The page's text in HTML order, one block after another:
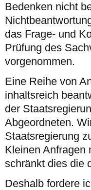
Bedenken nicht
das Frage- und
Prüfung des
vorgenommen.
Eine Reihe von
inhaltsreich
der
Abgeordneten.
Staatsregierung
Kleinen Anfragen
schränkt dies die
Deshalb fordere